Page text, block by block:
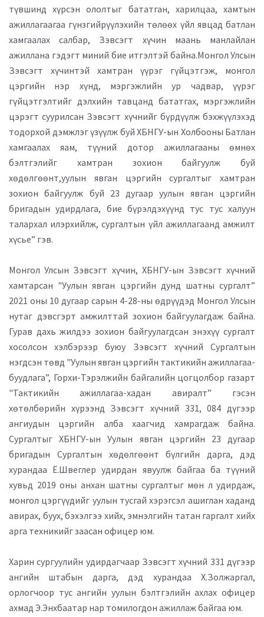
түвшинд хүрсэн ололтыг бататган, харилцаа, хамтын
ажиллагаагаа гүнзгийрүүлэхийн төлөөх үйл явцад батлан
хамгаалах салбар, Зэвсэгт хүчин маань манлайлан
ажиллана гэдэгт миний бие итгэлтэй байна.Монгол Улсын
Зэвсэгт хүчинтэй хамтран үүрэг гүйцэтгэж, монгол
цэргийн нэр хүнд, мэргэжлийн ур чадвар, үүрэг
гүйцэтгэлтийг дэлхийн тавцанд бататгах, мэргэжлийн
цэрэгт суурилсан Зэвсэгт хүчнийг бүрдүүлж бэхжүүлэхэд
тодорхой дэмжлэг үзүүлж буй ХБНГУ-ын Холбооны Батлан
хамгаалах яам, түүний дотор ажиллагааны өмнөх
бэлтгэлийг хамтран зохион байгуулж буй
хөдөлгөөнт,уулын явган цэргийн сургалтыг хамтран
зохион байгуулж буй 23 дугаар уулын явган цэргийн
бригадын удирдлага, бие бүрэлдэхүүнд тус тус халуун
талархал илэрхийлж, сургалтын үйл ажиллагаанд амжилт
хүсье” гэв.
Монгол Улсын Зэвсэгт хүчин, ХБНГУ-ын Зэвсэгт хүчний
хамтарсан "Уулын явган цэргийн дунд шатны сургалт”
2021 оны 10 дугаар сарын 4-28-ны өдрүүдэд Монгол Улсын
нутаг дэвсгэрт амжилттай зохион байгуулагдаж байна.
Гурав дахь жилдээ зохион байгуулагдсан энэхүү сургалт
хосолсон хэлбэрээр буюу Зэвсэгт хүчний Сургалтын
нэгдсэн төвд "Уулын явган цэргийн тактикийн ажиллагаа-
буудлага”, Горхи-Тэрэлжийн байгалийн цогцолбор газарт
"Тактикийн ажиллагаа-хадан авиралт” гэсэн
хөтөлбөрийн хүрээнд Зэвсэгт хүчний 331, 084 дүгээр
ангиудын цэргийн алба хаагчид хамрагдаж байна.
Сургалтыг ХБНГУ-ын Уулын явган цэргийн 23 дугаар
бригадын Сургалтын хөдөлгөөнт бүлгийн дарга, дэд
хурандаа Ё.Швеглер удирдан явуулж байгаа ба түүний
хувьд 2019 оны анхан шатны сургалтыг мөн л удирдаж,
монгол цэргүүдийг уулын тусгай хэрэгсэл ашиглан хаданд
авирах, буух, бэхэлгээ хийх, эмнэлгийн татан гаргалт хийх
арга техникийг заасан офицер юм.
Харин сургуулийн удирдагчаар Зэвсэгт хүчний 331 дүгээр
ангийн штабын дарга, дэд хурандаа Х.Золжаргал,
орлогчоор тус ангийн уулын бэлтгэлийн ахлах офицер
ахмад Э.Энхбаатар нар томилогдон ажиллаж байгаа юм.